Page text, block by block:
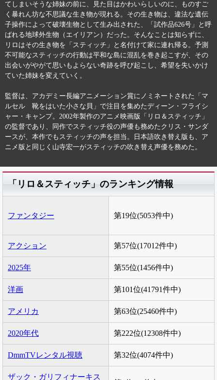
てしまいそうな姉妹の前に、見た目はかわいらしいのに、ものすご
く暴れん坊な不思議な生き物が現れる。その生き物は、違法な遺伝
子操作によって破壊生物として生み出された、「試作品626号」と呼
ばれる地球外生物（エイリアン）だった。そんなことは知らずに、
リロはその生き物を「スティッチ」と名付けて家に連れ帰る。予測
不可能なスティッチの行動は平和な島に混乱を巻き起こすが、その
出会いがやがて思いもよらない奇跡を呼び起こし、希望を失いかけ
ていた姉妹を変えていく。
監督は、アカデミー長編アニメーション賞にノミネートされた「マ
ルセル 靴をはいた小さな貝」で注目を集めたディーン・フライシ
ャー・キャンプ。2002年製作のアニメ映画版「リロ＆スティッチ」
の監督であり、同作でスティッチ役の声優も務めたクリス・サンダ
ースが、本作でもスティッチの声を担当。日本語吹き替え版も、ア
ニメ版と同じく山寺宏一がスティッチの吹き替え声優を務めた。
「リロ＆スティッチ」のランキング情報
ファンタジー 第19位(5053件中)
アクション 第57位(17012件中)
2025年 第55位(1456件中)
洋画 第101位(41791件中)
アメリカ 第63位(25460件中)
2020年代 第222位(12308件中)
DmmTVレンタル視聴 第32位(4074件中)
ザック・ガリフィナーキス